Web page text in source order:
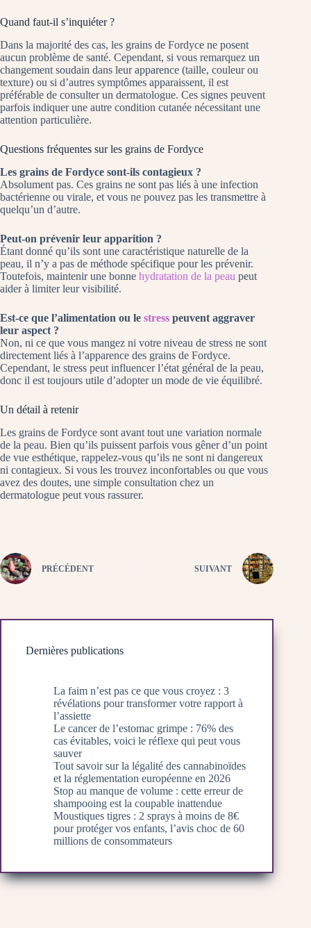
Quand faut-il s’inquiéter ?
Dans la majorité des cas, les grains de Fordyce ne posent
aucun problème de santé. Cependant, si vous remarquez un
changement soudain dans leur apparence (taille, couleur ou
texture) ou si d’autres symptômes apparaissent, il est
préférable de consulter un dermatologue. Ces signes peuvent
parfois indiquer une autre condition cutanée nécessitant une
attention particulière.
Questions fréquentes sur les grains de Fordyce
Les grains de Fordyce sont-ils contagieux ?
Absolument pas. Ces grains ne sont pas liés à une infection
bactérienne ou virale, et vous ne pouvez pas les transmettre à
quelqu’un d’autre.
Peut-on prévenir leur apparition ?
Étant donné qu’ils sont une caractéristique naturelle de la
peau, il n’y a pas de méthode spécifique pour les prévenir.
Toutefois, maintenir une bonne hydratation de la peau peut
aider à limiter leur visibilité.
Est-ce que l’alimentation ou le stress peuvent aggraver
leur aspect ?
Non, ni ce que vous mangez ni votre niveau de stress ne sont
directement liés à l’apparence des grains de Fordyce.
Cependant, le stress peut influencer l’état général de la peau,
donc il est toujours utile d’adopter un mode de vie équilibré.
Un détail à retenir
Les grains de Fordyce sont avant tout une variation normale
de la peau. Bien qu’ils puissent parfois vous gêner d’un point
de vue esthétique, rappelez-vous qu’ils ne sont ni dangereux
ni contagieux. Si vous les trouvez inconfortables ou que vous
avez des doutes, une simple consultation chez un
dermatologue peut vous rassurer.
PRÉCÉDENT SUIVANT
Dernières publications
La faim n’est pas ce que vous croyez : 3
révélations pour transformer votre rapport à
l’assiette
Le cancer de l’estomac grimpe : 76% des
cas évitables, voici le réflexe qui peut vous
sauver
Tout savoir sur la légalité des cannabinoïdes
et la réglementation européenne en 2026
Stop au manque de volume : cette erreur de
shampooing est la coupable inattendue
Moustiques tigres : 2 sprays à moins de 8€
pour protéger vos enfants, l’avis choc de 60
millions de consommateurs